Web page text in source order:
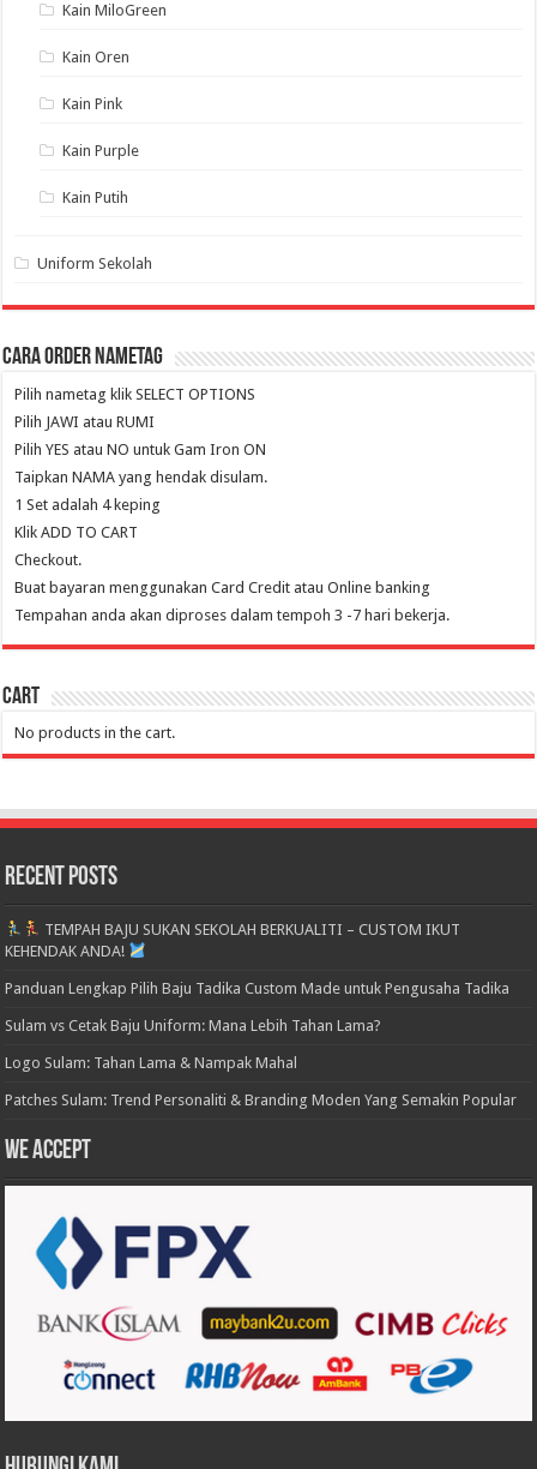
Kain MiloGreen
Kain Oren
Kain Pink
Kain Purple
Kain Putih
Uniform Sekolah
Cara Order NameTag
Pilih nametag klik SELECT OPTIONS
Pilih JAWI atau RUMI
Pilih YES atau NO untuk Gam Iron ON
Taipkan NAMA yang hendak disulam.
1 Set adalah 4 keping
Klik ADD TO CART
Checkout.
Buat bayaran menggunakan Card Credit atau Online banking
Tempahan anda akan diproses dalam tempoh 3 -7 hari bekerja.
Cart
No products in the cart.
Recent Posts
TEMPAH BAJU SUKAN SEKOLAH BERKUALITI – CUSTOM IKUT
KEHENDAK ANDA!
Panduan Lengkap Pilih Baju Tadika Custom Made untuk Pengusaha Tadika
Sulam vs Cetak Baju Uniform: Mana Lebih Tahan Lama?
Logo Sulam: Tahan Lama & Nampak Mahal
Patches Sulam: Trend Personaliti & Branding Moden Yang Semakin Popular
We accept